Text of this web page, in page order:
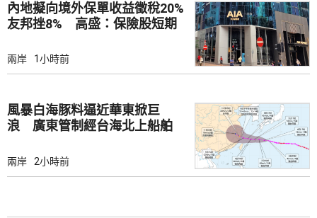
內地擬向境外保單收益徵稅20%
友邦挫8% 高盛：保險股短期
兩岸 1小時前
風暴白海豚料逼近華東掀巨
浪 廣東管制經台海北上船舶
兩岸 2小時前